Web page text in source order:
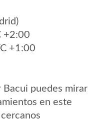
+2:00
+1:00
Bacui puedes mirar
en este